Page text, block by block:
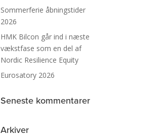
Sommerferie åbningstider
2026
HMK Bilcon går ind i næste
vækstfase som en del af
Nordic Resilience Equity
Eurosatory 2026
Seneste kommentarer
Arkiver